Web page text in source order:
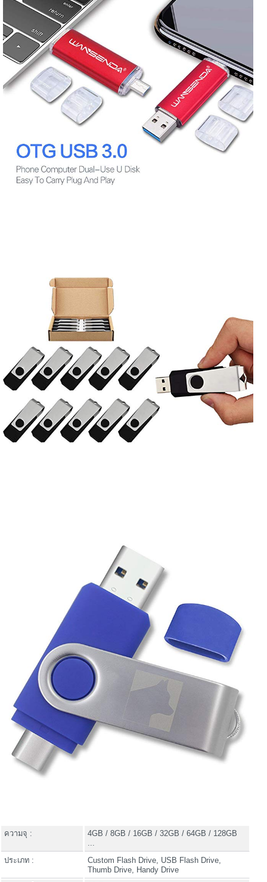
ความจุ :
4GB / 8GB / 16GB / 32GB / 64GB / 128GB
...
ประเภท :
Custom Flash Drive, USB Flash Drive,
Thumb Drive, Handy Drive